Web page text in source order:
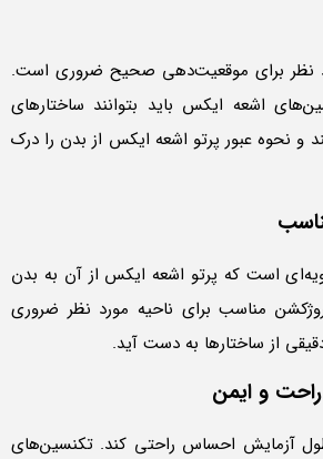
نظر برای موقعیت‌دهی صحیح ضروری است.
اشعه ایکس باید بتوانند ساختارهای
و نحوه عبور پرتو اشعه ایکس از بدن را درک
است که پرتو اشعه ایکس از آن به بدن
مناسب برای ناحیه مورد نظر ضروری
از ساختارها به دست آید.
و ایمن
آزمایش احساس راحتی کند. تکنسین‌های